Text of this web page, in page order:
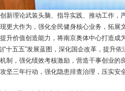
新理论武装头脑、指导实践、推动工作，
更大作为 ，强化全民健身核心业务，拓展
升价值创造能力，将南京奥体中心打造成
“十五五”发展蓝图，深化国企改革，提升
制，强化绩效考核激励，营造干事创业的
坚三年行动，强化隐患排查治理，压实安